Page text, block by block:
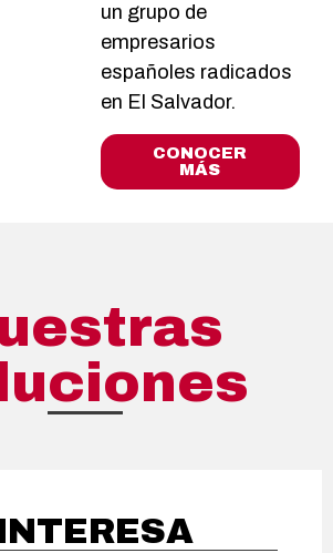
un grupo de
empresarios
españoles radicados
en El Salvador.
CONOCER
MÁS